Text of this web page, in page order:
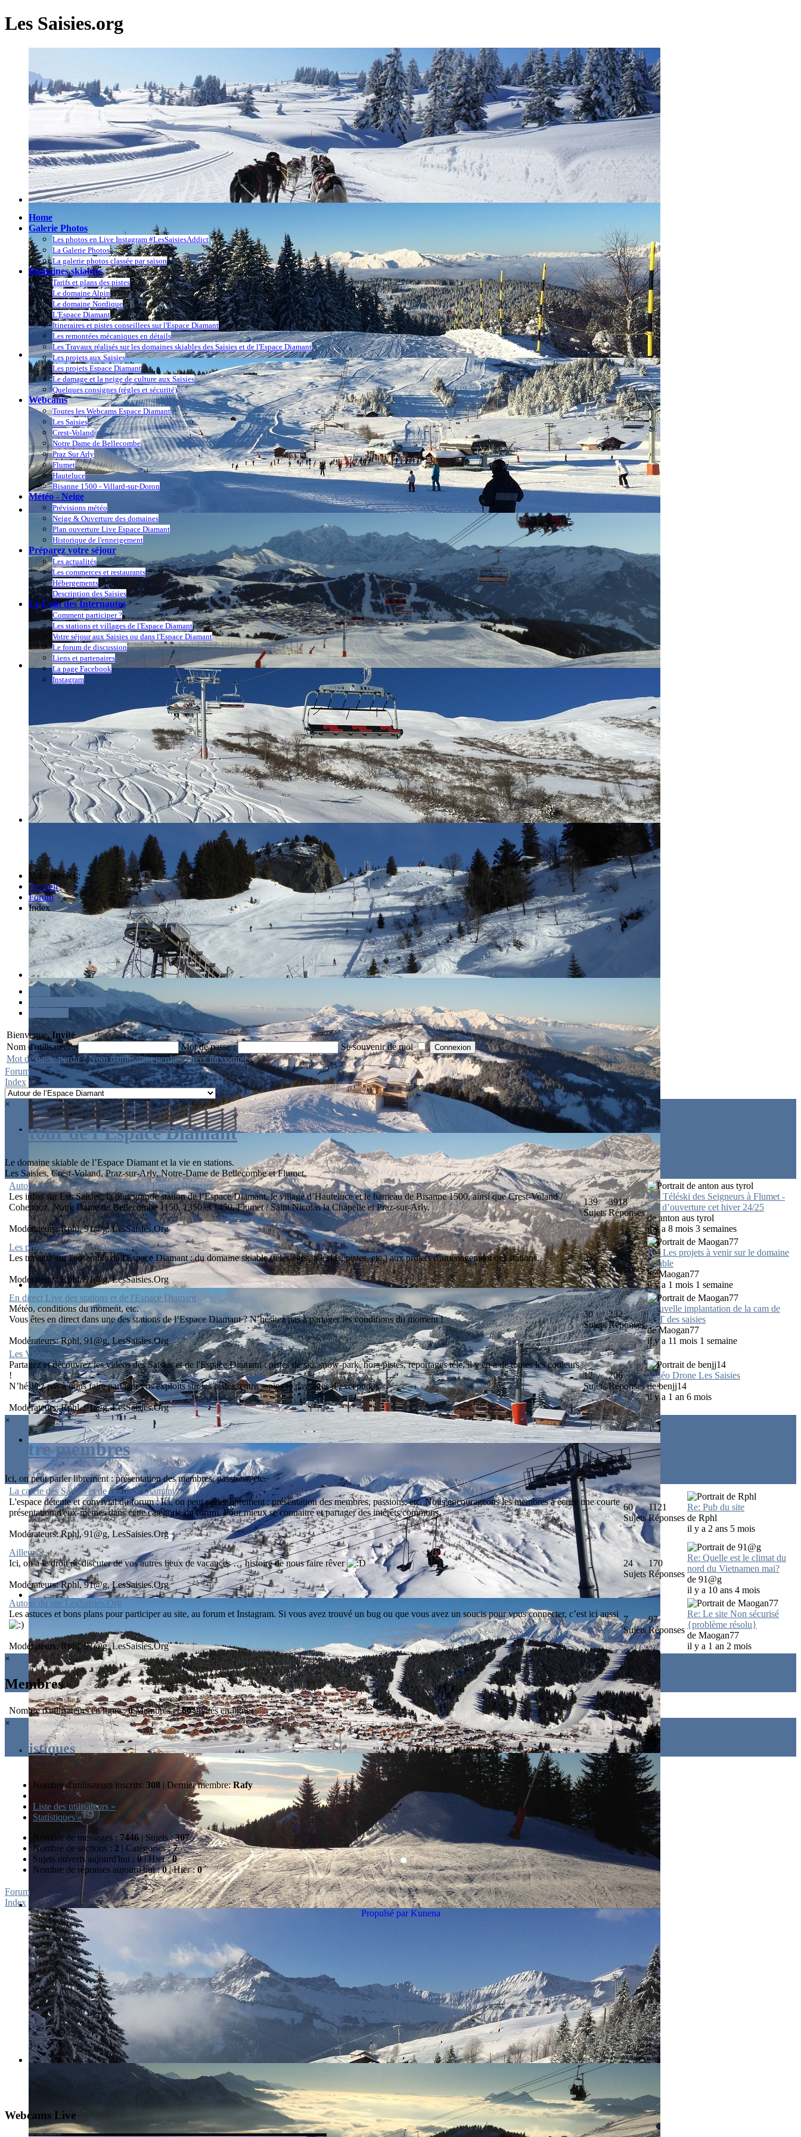
Les Saisies.org
Home
Galerie Photos
Les photos en Live Instagram #LesSaisiesAddict
La Galerie Photos
La galerie photos classée par saison
Domaines skiables
Tarifs et plans des pistes
Le domaine Alpin
Le domaine Nordique
L'Espace Diamant
Itineraires et pistes conseillees sur l'Espace Diamant
Les remontées mécaniques en détails
Les Travaux réalisés sur les domaines skiables des Saisies et de l'Espace Diamant
Les projets aux Saisies
Les projets Espace Diamant
Le damage et la neige de culture aux Saisies
Quelques consignes (règles et sécurité)
Webcams
Toutes les Webcams Espace Diamant
Les Saisies
Crest-Voland
Notre Dame de Bellecombe
Praz Sur Arly
Flumet
Hauteluce
Bisanne 1500 - Villard-sur-Doron
Météo - Neige
Prévisions météo
Neige & Ouverture des domaines
Plan ouverture Live Espace Diamant
Historique de l'enneigement
Préparez votre séjour
Les actualités
Les commerces et restaurants
Hébergements
Description des Saisies
Le Coin des Internautes
Comment participer ?
Les stations et villages de l'Espace Diamant
Votre séjour aux Saisies ou dans l'Espace Diamant
Le forum de discussion
Liens et partenaires
La page Facebook
Instagram
Vous êtes ici :
Accueil
Forum
Index
Bienvenue, Invité
Nom d'utilisateur :
Mot de passe :
Se souvenir de moi
Mot de passe perdu ? Nom d'utilisateur perdu ? Créer un compte
Forum
Index
×
Autour de l’Espace Diamant
Le domaine skiable de l’Espace Diamant et la vie en stations.
Les Saisies, Crest-Voland, Praz-sur-Arly, Notre-Dame de Bellecombe et Flumet.
Autour des Saisies et des stations de l’Espace Diamant
Les infos sur Les Saisies, la plus grande station de l’Espace Diamant, le village d’Hauteluce et le hameau de Bisanne 1500, ainsi que Crest-Voland /
Cohennoz, Notre Dame de Bellecombe 1150, 1350 et 1450, Flumet / Saint Nicolas la Chapelle et Praz-sur-Arly.
Modérateurs:Rphl,91@g,LesSaisies.Org
139
Sujets
3918
Réponses
Re: Téléski des Seigneurs à Flumet -
pas d’ouverture cet hiver 24/25
deanton aus tyrol
il y a 8 mois 3 semaines
Les projets sur l'Espace Diamant
Les travaux sur l'ensemble de l'Espace Diamant : du domaine skiable (télésièges, téléskis, pistes, etc.) aux projets d'aménagement des stations.
Modérateurs: Rphl,91@g,LesSaisies.Org
35
Sujets
1395
Réponses
Re: Les projets à venir sur le domaine
skiable
deMaogan77
il y a 1 mois 1 semaine
En direct Live des stations et de l'Espace Diamant
Météo, conditions du moment, etc.
Vous êtes en direct dans une des stations de l’Espace Diamant ? N’hésitez pas à partager les conditions du moment !
Modérateurs:Rphl, 91@g,LesSaisies.Org
30
Sujets
232
Réponses
Nouvelle implantation de la cam de
l'OT des saisies
deMaogan77
il y a 11 mois 1 semaine
Les Vidéos
Partagez et découvrez les vidéos des Saisies et de l'Espace Diamant : pistes de ski, snow-park, hors-pistes, reportages télé, il y en a de toutes les couleurs
!
N’hésitez pas à nous faire partager vos exploits sur les pistes, entre sapins et paysages d’exceptions.
Modérateurs:Rphl,91@g,LesSaisies.Org
12
Sujets
206
Réponses
Vidéo Drone Les Saisies
debenjj14
il y a 1 an 6 mois
×
Entre membres
Ici, on peut parler librement : présentation des membres, passions, etc.
La cafète des Saisies et de l'Espace Diamant
L'espace détente et convivial du forum : Ici, on peut parler librement : présentation des membres, passions, etc. Nous encourageons les membres à écrire une courte
présentation d'eux-mêmes dans cette catégorie du forum. Pour mieux se connaitre et partager des intérêts communs.
Modérateurs:Rphl,91@g, LesSaisies.Org
60
Sujets
1121
Réponses
Re: Pub du site
de Rphl
il y a 2 ans 5 mois
Ailleurs...
Ici, on a le droit de discuter de vos autres lieux de vacances … histoire de nous faire rêver
Modérateurs:Rphl,91@g,LesSaisies.Org
24
Sujets
170
Réponses
Re: Quelle est le climat du
nord du Vietnamen mai?
de 91@g
il y a 10 ans 4 mois
Autour du site LesSaisies.Org
Les astuces et bons plans pour participer au site, au forum et Instagram. Si vous avez trouvé un bug ou que vous avez un soucis pour vous connecter, c’est ici aussi
Modérateurs:Rphl,91@g,LesSaisies.Org
7
Sujets
97
Réponses
Re: Le site Non sécurisé
{problème résolu}
de Maogan77
il y a 1 an 2 mois
×
Membres
Nombre d'utilisateurs en ligne :0Membres et60invités en ligne
×
Statistiques
Nombre d'utilisateurs inscrits: 308 | Dernier membre:Rafy
Liste des utilisateurs »
Statistiques »
Nombre de messages : 7446 | Sujets :307
Nombre de sections : 2 | Catégories :7
Sujets ouverts aujourd'hui : 0 | Hier :0
Nombre de réponses aujourd'hui :0 |Hier :0
Forum
Index
Propulsé parKunena
Webcams Live